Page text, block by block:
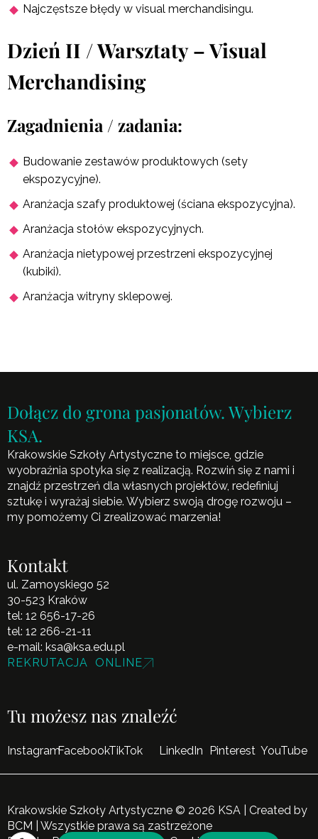
Najczęstsze błędy w visual merchandisingu.
Dzień II / Warsztaty – Visual
Merchandising
Zagadnienia / zadania:
Budowanie zestawów produktowych (sety
ekspozycyjne).
Aranżacja szafy produktowej (ściana ekspozycyjna).
Aranżacja stołów ekspozycyjnych.
Aranżacja nietypowej przestrzeni ekspozycyjnej
(kubiki).
Aranżacja witryny sklepowej.
Dołącz do grona pasjonatów. Wybierz
KSA.
Krakowskie Szkoły Artystyczne to miejsce, gdzie
wyobraźnia spotyka się z realizacją. Rozwiń się z nami i
znajdź przestrzeń dla własnych projektów, redefiniuj
sztukę i wyrażaj siebie. Wybierz swoją drogę rozwoju –
my pomożemy Ci zrealizować marzenia!
Kontakt
ul. Zamoyskiego 52
30-523 Kraków
tel: 12 656-17-26
tel: 12 266-21-11
e-mail: ksa@ksa.edu.pl
REKRUTACJA ONLINE
Tu możesz nas znaleźć
InstagramFacebookTikTok LinkedIn Pinterest YouTube
Krakowskie Szkoły Artystyczne © 2026 KSA | Created by
BCM
| Wszystkie prawa są zastrzeżone